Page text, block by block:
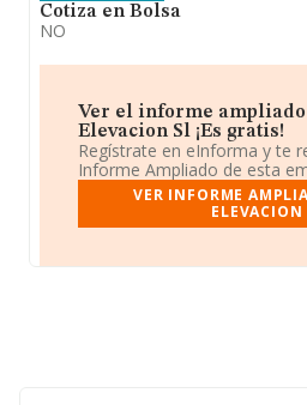
Cotiza en Bolsa
NO
Ver el informe ampliado
Elevacion Sl ¡Es gratis!
Regístrate en eInforma y te
Informe Ampliado de esta
VER INFORME
ELEVACION